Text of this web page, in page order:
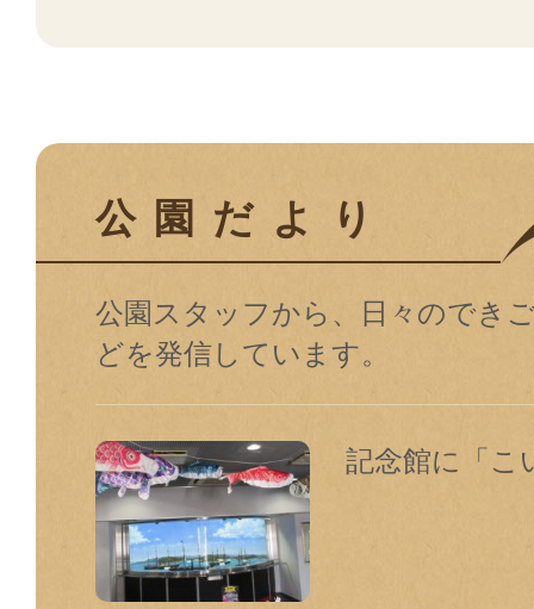
公園だより
公園スタッフから、日々のでき
どを発信しています。
記念館に「こ